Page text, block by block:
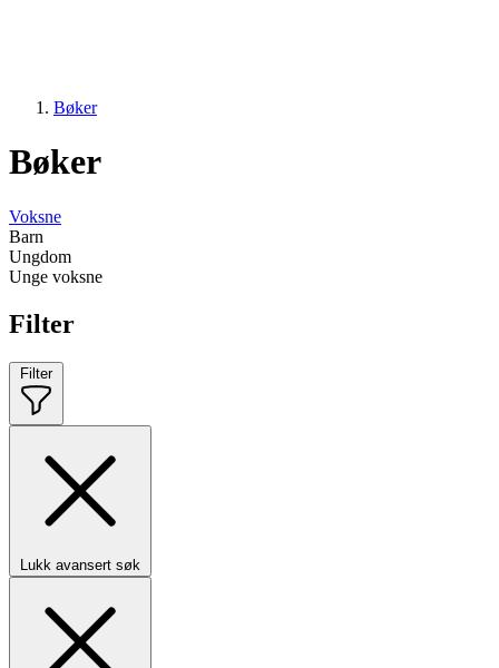
Bøker
Bøker
Voksne
Barn
Ungdom
Unge voksne
Filter
Filter
Lukk avansert søk